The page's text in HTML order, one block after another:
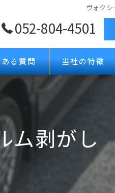
ヴォク
052-804-4501
る質問 当社の特徴
ガラスコーティン
プロテクション
ム剥がし